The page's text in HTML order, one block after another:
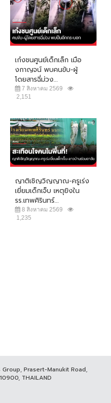
เก๋งชนศูนย์เด็กเล็ก เมือ
งกาญจน์ พบคนขับ-ผู้
โดยสารฉี่ม่วง...
7 สิงหาคม 2569
2,151
ญาติเชิญวิญญาณ-ครูเร่ง
เยี่ยมเด็กเจ็บ เหตุยิงใน
รร.เทพศิรินทร์...
8 สิงหาคม 2569
1,235
Prasert-Manukit Road,
THAILAND